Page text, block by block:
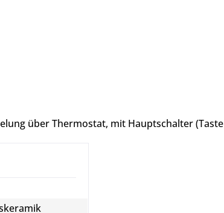
über Thermostat, mit Hauptschalter